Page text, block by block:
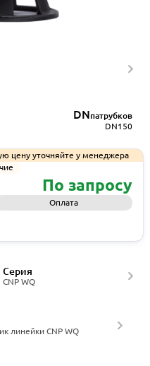
DNпатрубков
DN150
цену уточняйте у менеджера
По запросу
Оплата
CNP WQ
Серия
линейки CNP WQ